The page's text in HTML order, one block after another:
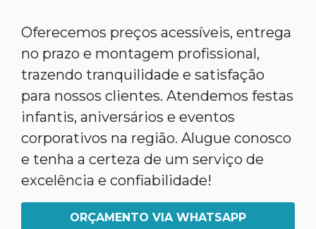
Oferecemos preços acessíveis, entrega
no prazo e montagem profissional,
trazendo tranquilidade e satisfação
para nossos clientes. Atendemos festas
infantis, aniversários e eventos
corporativos na região. Alugue conosco
e tenha a certeza de um serviço de
excelência e confiabilidade!
ORÇAMENTO VIA WHATSAPP